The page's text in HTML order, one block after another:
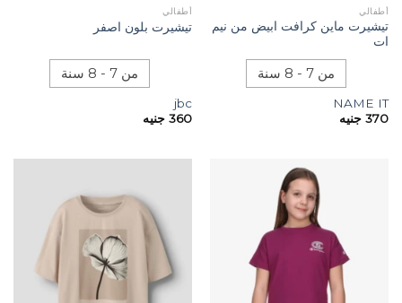
أطفالي
تيشيرت ماين كرافت ابيض من نيم
ات
من 7 - 8 سنة
NAME IT
370 جنيه
أطفالي
تيشيرت بلون اصفر
من 7 - 8 سنة
jbc
360 جنيه